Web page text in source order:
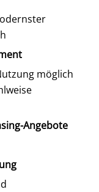
möglich
Angebote